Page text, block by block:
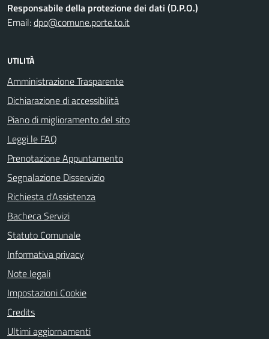
Responsabile della protezione dei dati (D.P.O.)
Email:dpo@comune.porte.to.it
UTILITÀ
Amministrazione Trasparente
Dichiarazione di accessibilità
Piano di miglioramento del sito
Leggi le FAQ
Prenotazione Appuntamento
Segnalazione Disservizio
Richiesta d'Assistenza
Bacheca Servizi
Statuto Comunale
Informativa privacy
Note legali
Impostazioni Cookie
Credits
Ultimi aggiornamenti